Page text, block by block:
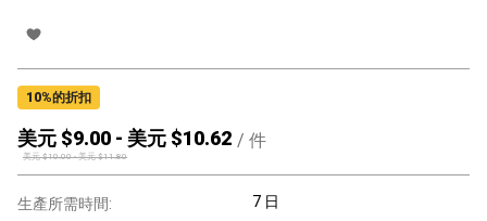
10%的折扣
美元 $9.00 - 美元 $10.62 / 件
美元 $10.00-美元 $11.80
生產所需時間: 7 日